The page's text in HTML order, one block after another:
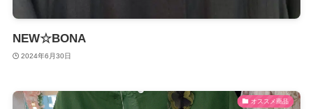
NEW☆BONA
2024年6月30日
オススメ商品